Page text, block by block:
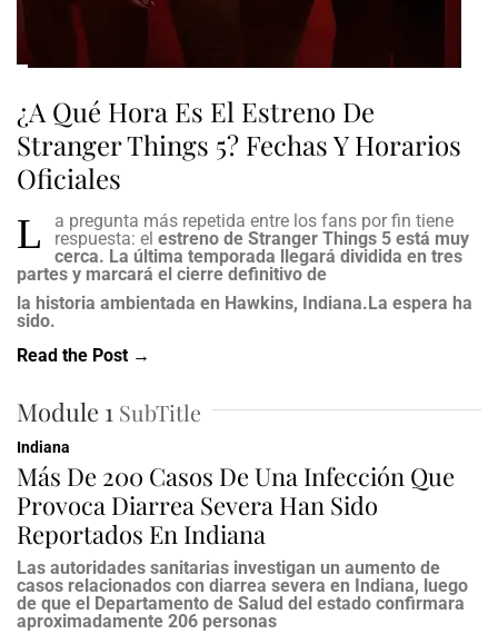
¿A Qué Hora Es El Estreno De
Stranger Things 5? Fechas Y Horarios
Oficiales
L
a pregunta más repetida entre los fans por fin tiene
respuesta: el estreno de Stranger Things 5 está muy
cerca. La última temporada llegará dividida en tres
partes y marcará el cierre definitivo de
la historia ambientada en Hawkins, Indiana.La espera ha
sido.
Read the Post →
Module 1 SubTitle
Indiana
Más De 200 Casos De Una Infección Que
Provoca Diarrea Severa Han Sido
Reportados En Indiana
Las autoridades sanitarias investigan un aumento de
casos relacionados con diarrea severa en Indiana, luego
de que el Departamento de Salud del estado confirmara
aproximadamente 206 personas